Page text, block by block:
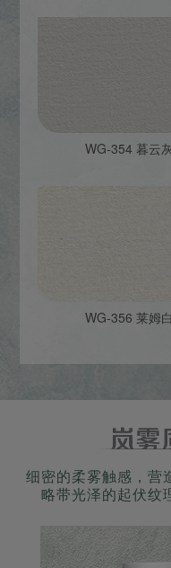
WG-354 暮云
WG-356 莱姆白
细密的柔雾触感，营
略带光泽的起伏纹